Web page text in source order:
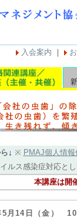
入会案内 ｜
↓ ※ PMAJ個人情
ルス感染症対応と
本講座は開
5月14日（金） 10